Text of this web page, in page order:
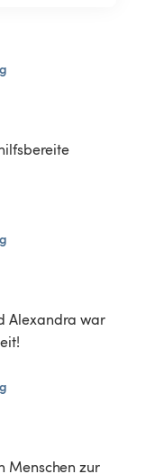
Alexandra war
Menschen zur